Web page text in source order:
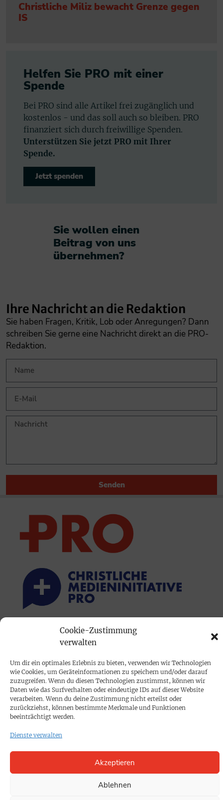
Cookie-Zustimmung
verwalten
Um dir ein optimales Erlebnis zu bieten, verwenden wir Technologien
wie Cookies, um Geräteinformationen zu speichern und/oder darauf
zuzugreifen. Wenn du diesen Technologien zustimmst, können wir
Daten wie das Surfverhalten oder eindeutige IDs auf dieser Website
verarbeiten. Wenn du deine Zustimmung nicht erteilst oder
zurückziehst, können bestimmte Merkmale und Funktionen
beeinträchtigt werden.
Dienste verwalten
Akzeptieren
Ablehnen
Christliche Miliz bewacht Grenze gegen
IS
Helfen Sie PRO mit einer
Spende
Bei PRO sind alle Artikel frei zugänglich und
kostenlos - und das soll auch so bleiben. PRO
finanziert sich durch freiwillige Spenden.
Unterstützen Sie jetzt PRO mit Ihrer
Spende.
Jetzt spenden
Sie wollen einen
Beitrag von uns
übernehmen?​
Ihre Nachricht an die Redaktion
Sie haben Fragen, Kritik, Lob oder Anregungen? Dann
schreiben Sie gerne eine Nachricht direkt an die PRO-
Redaktion.
Senden
PRINTAUSGABE
PROKOMPAKT
Impressum
SPENDEN
Datenschutz